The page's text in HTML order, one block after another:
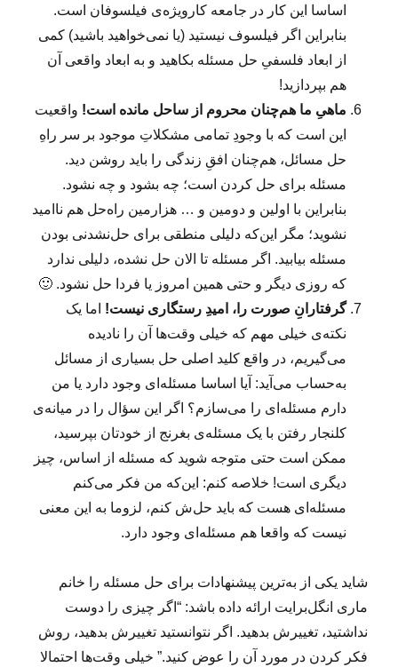
اساسا این کار در جامعه کارویژه‌ی فیلسوفان است.
بنابراین اگر فیلسوف نیستید (یا نمی‌خواهید باشید) کمی
از ابعاد فلسفیِ حل مسئله بکاهید و به ابعاد واقعی آن
هم بپردازید!
ماهیِ ما هم‌چنان محروم از ساحل مانده است! واقعیت
این است که با وجودِ تمامی مشکلاتِ موجود بر سر راهِ
حل مسائل، هم‌چنان افقِ زندگی را باید روشن دید.
مسئله برای حل کردن است؛ چه بشود و چه نشود.
بنابراین با اولین و دومین و … هزارمین راه‌حل هم ناامید
نشوید؛ مگر این‌که دلیلی منطقی برای حل‌نشدنی بودن
مسئله بیابید. اگر مسئله تا الان حل نشده، دلیلی ندارد
که روزی دیگر و حتی همین امروز یا فردا حل نشود. 🙂
گرفتارانِ صورت را، امیدِ رستگاری نیست! اما یک
نکته‌ی خیلی مهم که خیلی وقت‌ها آن را نادیده
می‌گیریم، در واقع کلید اصلی حل بسیاری از مسائل
به‌حساب می‌آید: آیا اساسا مسئله‌ای وجود دارد یا من
دارم مسئله‌ای را می‌سازم؟ اگر این سؤال را در میانه‌ی
کلنجار رفتن با یک مسئله‌ی بغرنج از خودتان بپرسید،
ممکن است حتی متوجه شوید که مسئله از اساس، چیز
دیگری است! خلاصه کنم: این‌که من فکر می‌کنم
مسئله‌ای هست که باید حل‌ش کنم، لزوما به این معنی
نیست که واقعا هم مسئله‌ای وجود دارد.
شاید یکی از به‌ترین پیشنهادات برای حل مسئله را خانم
ماری انگل‌برایت ارائه داده باشد: “اگر چیزی را دوست
نداشتید، تغییرش بدهید. اگر نتوانستید تغییرش بدهید، روش
فکر کردن در مورد آن را عوض کنید.” خیلی وقت‌ها احتمالا